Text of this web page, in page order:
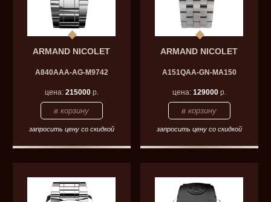
ARMAND NICOLET
A840AAA-AG-M9742
цена: 215000р.
запросить цену со скидкой
ARMAND NICOLET
A151QAA-GN-MA150
цена: 129000р.
запросить цену со скидкой